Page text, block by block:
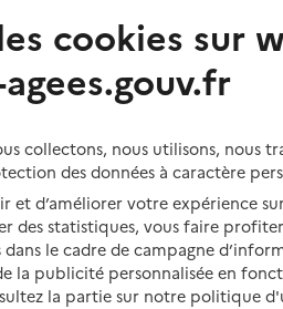
Bénéficier de soins à domicile
Aides financières
Partager son logement
Vivre à domicile avec une
maladie ou un handicap
Être hospitalisé
cookies sur
collectons, nous utilisons, nous
des données à caractère
et d’améliorer votre expérience
des statistiques, vous faire
dans le cadre de campagne
la publicité personnalisée en
la partie sur notre politique